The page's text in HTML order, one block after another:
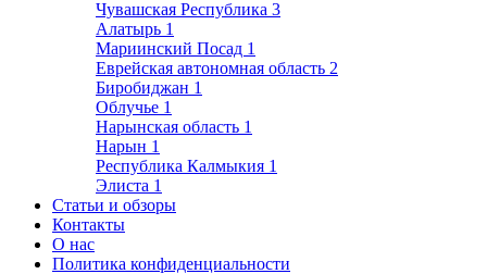
Чувашская Республика 3
Алатырь 1
Мариинский Посад 1
Еврейская автономная область 2
Биробиджан 1
Облучье 1
Нарынская область 1
Нарын 1
Республика Калмыкия 1
Элиста 1
Статьи и обзоры
Контакты
О нас
Политика конфиденциальности